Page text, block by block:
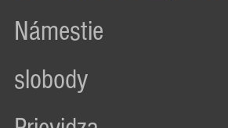
Námestie
slobody